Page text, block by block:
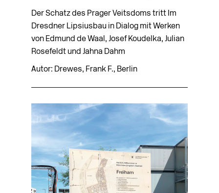
Der Schatz des Prager Veitsdoms tritt Im
Dresdner Lipsiusbau in Dialog mit ­Werken
von Edmund de Waal, Josef Koudelka, Julian
Rosefeldt und Jahna Dahm
Autor: Drewes, Frank F., Berlin